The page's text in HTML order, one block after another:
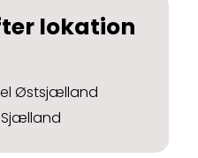
lokation
Østsjælland
Sjælland